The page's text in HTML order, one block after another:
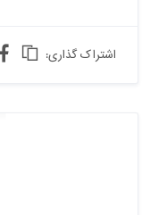
:اشتراک گذاری